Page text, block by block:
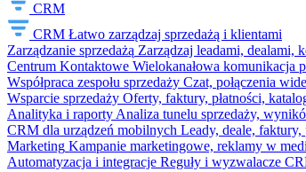
CRM
CRM Łatwo zarządzaj sprzedażą i klientami
Zarządzanie sprzedażą Zarządzaj leadami, dealami,
Centrum Kontaktowe Wielokanałowa komunikacja
Współpraca zespołu sprzedaży Czat, połączenia
Wsparcie sprzedaży Oferty, faktury, płatności,
Analityka i raporty Analiza tunelu sprzedaży,
CRM dla urządzeń mobilnych Leady, deale, faktury,
Marketing Kampanie marketingowe, reklamy w
Automatyzacja i integracje Reguły i wyzwalacze